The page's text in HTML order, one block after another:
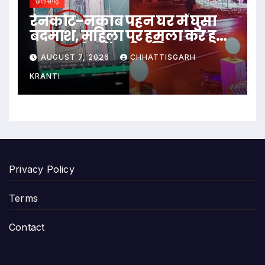
रेनकोट-नकाब पहन घर में घुसा
बदमाश, महिला पर हमला कर हुआ
फरार; जांच में जुटी पुलिस…
AUGUST 7, 2026 CHHATTISGARH
KRANTI
Privacy Policy
Terms
Contact